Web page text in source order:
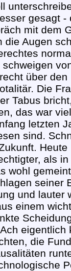
gesagt
mit dem
die Augen
über
Die
Tabus
das war
letzten
sind.
als
wohl
seiner
und lauter
einem
die